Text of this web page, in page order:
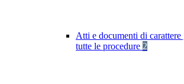
Atti e documenti di carattere
tutte le procedure 2